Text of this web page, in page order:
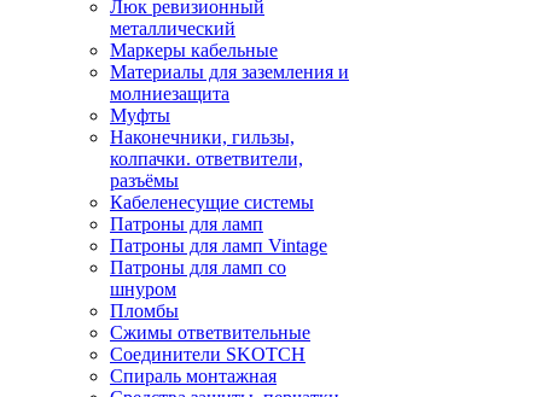
Люк ревизионный
металлический
Маркеры кабельные
Материалы для заземления и
молниезащита
Муфты
Наконечники, гильзы,
колпачки. ответвители,
разъёмы
Кабеленесущие системы
Патроны для ламп
Патроны для ламп Vintage
Патроны для ламп со
шнуром
Пломбы
Сжимы ответвительные
Соединители SKOTCH
Спираль монтажная